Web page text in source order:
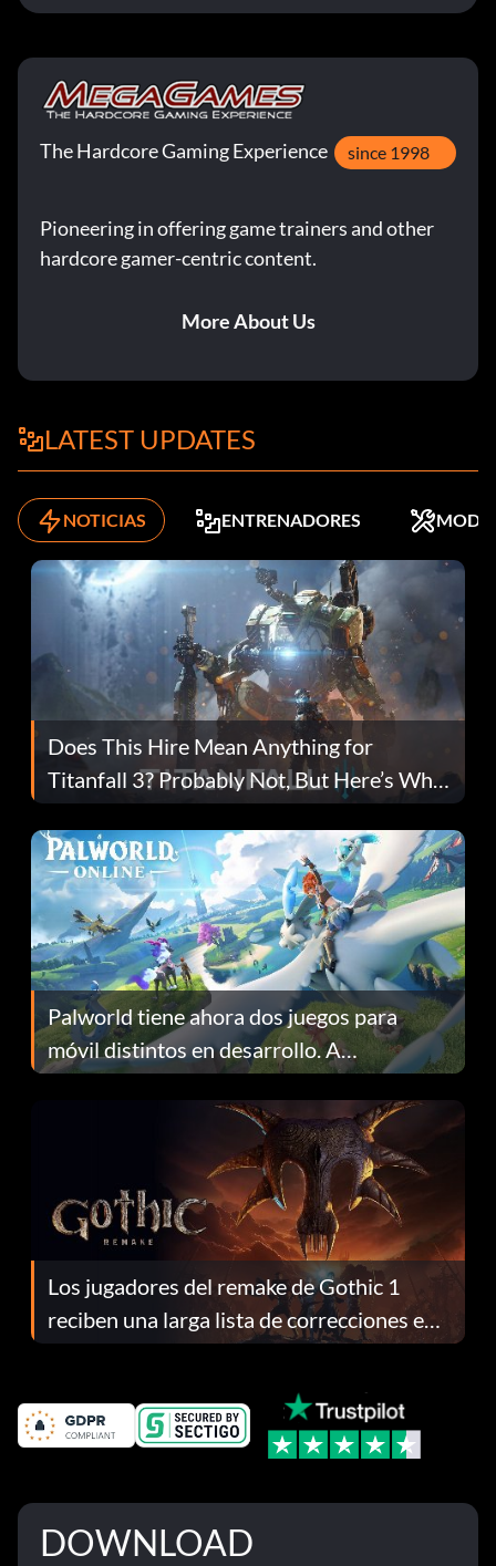
The Hardcore Gaming Experience since 1998
Pioneering in offering game trainers and other
hardcore gamer-centric content.
More About Us
LATEST UPDATES
NOTICIAS ENTRENADORES MODS
Does This Hire Mean Anything for
Titanfall 3? Probably Not, But Here’s Why
Fans Are Hopeful
Palworld tiene ahora dos juegos para
móvil distintos en desarrollo. A
continuación te explicamos por qué.
Los jugadores del remake de Gothic 1
reciben una larga lista de correcciones en
el parche 1.0.4
DOWNLOAD